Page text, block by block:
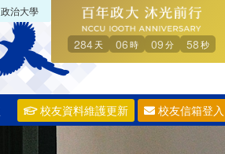
政治大學
284天 06時 09分 57秒
校友資料維護更新 校友信箱登入